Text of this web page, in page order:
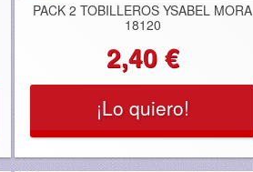
PACK 2 TOBILLEROS YSABEL MORA
18120
2,40 €
¡Lo quiero!